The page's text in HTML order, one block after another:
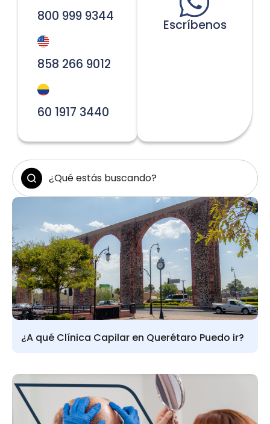
800 999 9344
858 266 9012
60 1917 3440
Escríbenos
¿A qué Clínica Capilar en Querétaro Puedo ir?